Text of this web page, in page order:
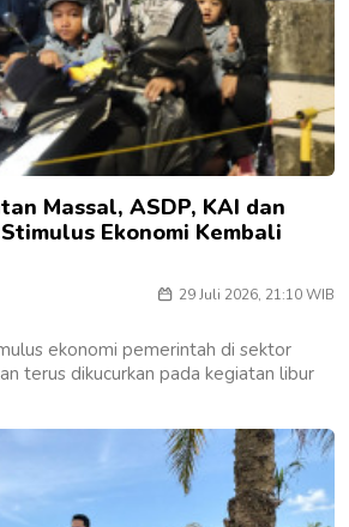
Massal, ASDP, KAI dan
Ekonomi Kembali
29 Juli 2026, 21:10 WIB
ekonomi pemerintah di sektor
terus dikucurkan pada kegiatan libur